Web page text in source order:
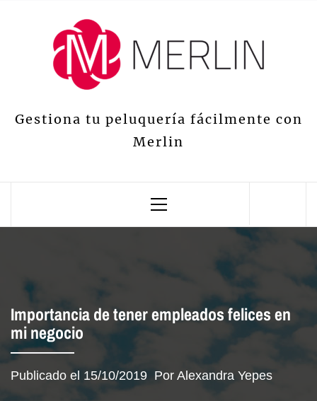
Gestiona tu peluquería fácilmente con
Merlin
Importancia de tener empleados felices en
mi negocio
Publicado el 15/10/2019 Por Alexandra Yepes